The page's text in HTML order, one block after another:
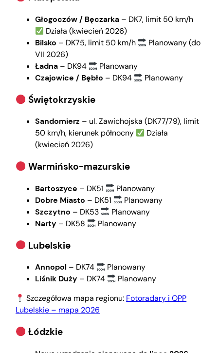
Głogoczów / Bęczarka – DK7, limit 50 km/h
Działa (kwiecień 2026)
Bilsko – DK75, limit 50 km/h
Planowany (do
VII 2026)
Ładna – DK94
Planowany
Czajowice / Bębło – DK94 Planowany
Świętokrzyskie
Sandomierz – ul. Zawichojska (DK77/79), limit
50 km/h, kierunek północny
Działa
(kwiecień 2026)
Warmińsko-mazurskie
Bartoszyce – DK51
Planowany
Dobre Miasto – DK51
Planowany
Szczytno – DK53
Planowany
Narty – DK58 Planowany
Lubelskie
Annopol – DK74
Planowany
Liśnik Duży – DK74
Planowany
Szczegółowa mapa regionu: Fotoradary i OPP
Lubelskie – mapa 2026
Łódzkie